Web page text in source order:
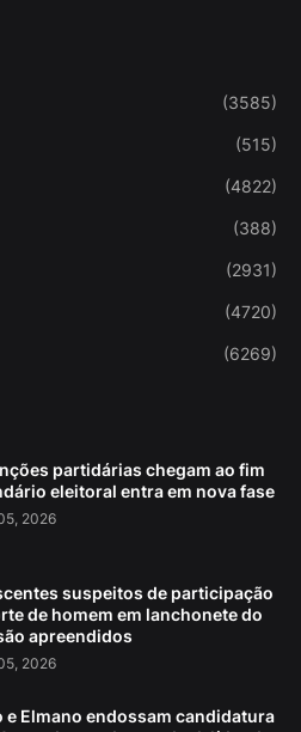
(3585)
(515)
(4822)
(388)
(2931)
(4720)
(6269)
partidárias chegam ao fim
eleitoral entra em nova fase
2026
suspeitos de participação
de homem em lanchonete do
apreendidos
2026
e Elmano endossam candidatura